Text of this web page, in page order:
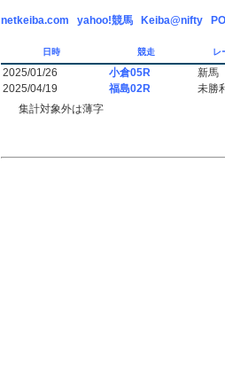
netkeiba.com yahoo!競馬 Keiba@nifty
日時 競走 レ
2025/01/26 小倉05R
新馬
2025/04/19
福島02R
未勝
集計対象外は薄字